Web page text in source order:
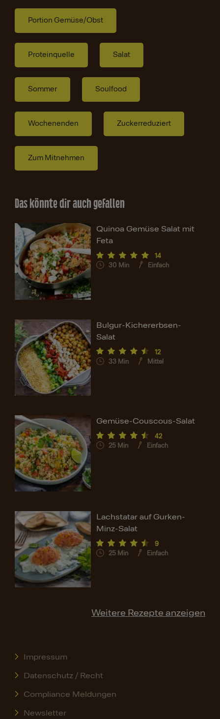
Portion Gemüse/Obst
Proteinquelle Salat
Sommer Soulfood
Wochenenden Zuckerreduziert
Zum Mitnehmen
Das könnte dir auch gefallen
Quinoa Gemüse Salat mit
Feta
14
30 Min Einfach
Bulgur-Kichererbsen-
Salat
12
33 Min Mittel
Gemüse-Couscous-Salat
42
25 Min Einfach
Lachstatar auf Gurken-
Minz-Salat
9
25 Min Einfach
Weitere Rezepte anzeigen
Impressum
Datenschutz / Recht
Compliance Meldungen
Newsletter